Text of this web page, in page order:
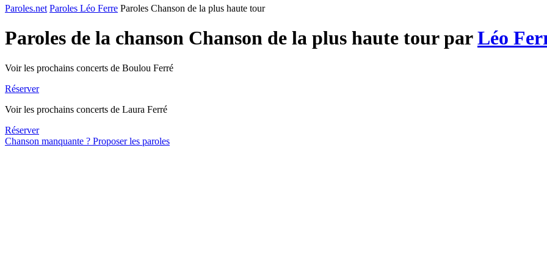
Paroles.net Paroles Léo Ferre Paroles Chanson de la plus haute tour
Paroles de la chanson Chanson de la plus haute tour parLéo
Voir les prochains concerts de Boulou Ferré
Réserver
Voir les prochains concerts de Laura Ferré
Réserver
Chanson manquante ? Proposer les paroles